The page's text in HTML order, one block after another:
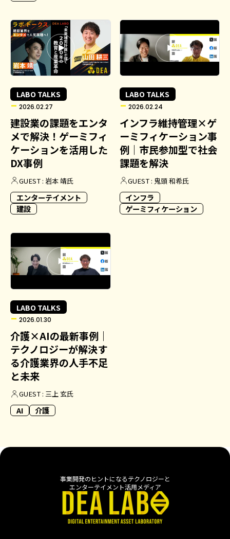
LABO TALKS
2026.02.27
建設業の課題をエンタ
メで解決！ゲーミフィ
ケーションを活用した
DX事例
GUEST : 岩本 靖氏
エンターテイメント
建設
LABO TALKS
2026.02.24
インフラ維持管理×ゲ
ーミフィケーション事
例｜市民参加型で社会
課題を解決
GUEST : 鬼頭 和希氏
インフラ
ゲーミフィケーション
LABO TALKS
2026.01.30
介護×AIの最新事例｜
テクノロジーが解決す
る介護業界の人手不足
と未来
GUEST : 三上 玄氏
AI 介護
事業開発のヒントになるテクノロジーと
エンターテイメント活用メディア